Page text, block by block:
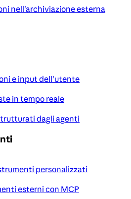
nell'archiviazione esterna
e input dell'utente
in tempo reale
dagli agenti
personalizzati
esterni con MCP